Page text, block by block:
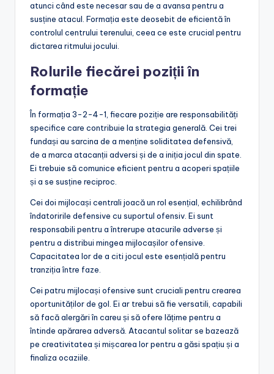
atunci când este necesar sau de a avansa pentru a
susține atacul. Formația este deosebit de eficientă în
controlul centrului terenului, ceea ce este crucial pentru
dictarea ritmului jocului.
Rolurile fiecărei poziții în
formație
În formația 3-2-4-1, fiecare poziție are responsabilități
specifice care contribuie la strategia generală. Cei trei
fundași au sarcina de a menține soliditatea defensivă,
de a marca atacanții adversi și de a iniția jocul din spate.
Ei trebuie să comunice eficient pentru a acoperi spațiile
și a se susține reciproc.
Cei doi mijlocași centrali joacă un rol esențial, echilibrând
îndatoririle defensive cu suportul ofensiv. Ei sunt
responsabili pentru a întrerupe atacurile adverse și
pentru a distribui mingea mijlocașilor ofensive.
Capacitatea lor de a citi jocul este esențială pentru
tranziția între faze.
Cei patru mijlocași ofensive sunt cruciali pentru crearea
oportunităților de gol. Ei ar trebui să fie versatili, capabili
să facă alergări în careu și să ofere lățime pentru a
întinde apărarea adversă. Atacantul solitar se bazează
pe creativitatea și mișcarea lor pentru a găsi spațiu și a
finaliza ocaziile.